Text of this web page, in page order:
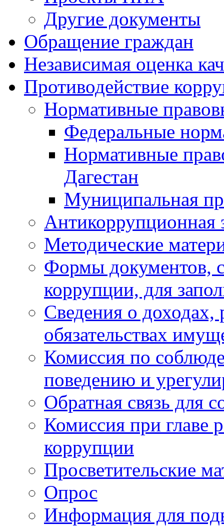
Другие документы
Обращение граждан
Независимая оценка
Противодействие
Нормативные
Федеральные
Нормативные
Дагестан
Муниципальная
Антикоррупционная
Методические
Формы документов,
коррупции, для
Сведения о доходах,
обязательствах
Комиссия по
поведению и
Обратная связь для
Комиссия при главе
коррупции
Просветительские
Опрос
Информация для